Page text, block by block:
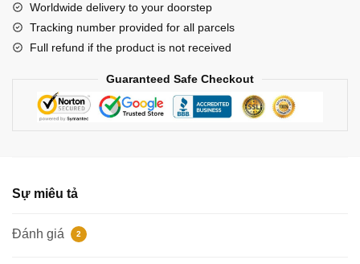
Throw
Pillow
số
Worldwide delivery to your doorstep
Tracking number provided for all parcels
Full refund if the product is not received
Guaranteed Safe Checkout
Sự miêu tả
Đánh giá 2